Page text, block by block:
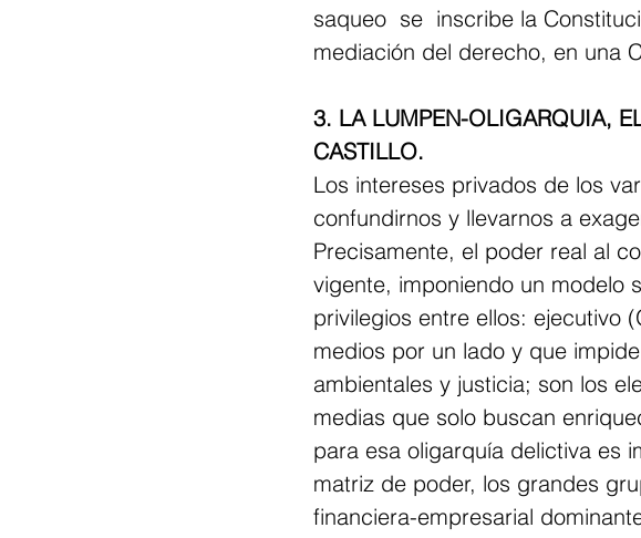
saqueo  se  inscribe la
mediación del derecho, en una
3. LA LUMPEN-OLIGARQUIA,
CASTILLO.
Los intereses privados de los
confundirnos y llevarnos a
Precisamente, el poder real al
vigente, imponiendo un modelo
privilegios entre ellos: ejecutivo
medios por un lado y que
ambientales y justicia; son los
medias que solo buscan
para esa oligarquía delictiva es
matriz de poder, los grandes
financiera-empresarial